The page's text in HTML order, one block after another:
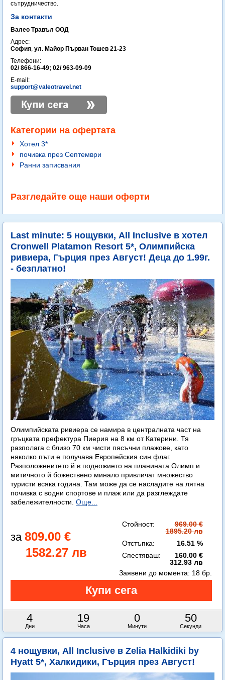
сътрудничество.
За контакти
Валео Травъл ООД
Адрес:
София, ул. Майор Първан Тошев 21-23
Телефони:
02/ 866-16-49; 02/ 963-09-09
E-mail:
support@valeotravel.net
Категории на офертата
Хотел 3*
почивка през Септември
Ранни записвания
Разгледайте още наши оферти
Last minute: 5 нощувки, All Inclusive в хотел
Cronwell Platamon Resort 5*, Олимпийска
ривиера, Гърция през Август! Деца до 1.99г.
- безплатно!
Олимпийската ривиера се намира в централната част на
гръцката префектура Пиерия на 8 км от Катерини. Тя
разполага с близо 70 км чисти пясъчни плажове, като
няколко пъти е получава Европейския син флаг.
Разположенитето й в подножието на планината Олимп и
митичното й божествено минало привличат множество
туристи всяка година. Там може да се насладите на лятна
почивка с водни спортове и плаж или да разглеждате
забележителности. Още...
809.00 €
1582.27 лв
Стойност:
969.00 €
1895.20 лв
Отстъпка:
16.51 %
Спестяваш:
160.00 €
312.93 лв
4
Дни
19
Часа
0
Минути
49
Секунди
Заявени до момента: 18 бр.
4 нощувки, All Inclusive в Zelia Halkidiki by
Hyatt 5*, Халкидики, Гърция през Август!